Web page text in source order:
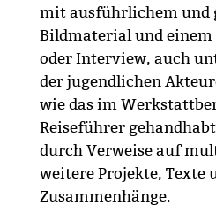
mit ausführlichem
Bildmaterial und
oder Interview, auch
der jugendlichen
wie das im
Reiseführer
durch Verweise auf
weitere Projekte, Texte
Zusammenhänge.